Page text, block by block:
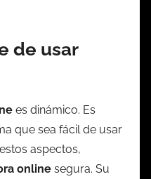
de usar
es dinámico. Es
que sea fácil de usar
aspectos,
online segura. Su